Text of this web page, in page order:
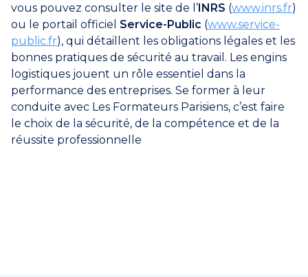
vous pouvez consulter le site de l’INRS (www.inrs.fr)
ou le portail officiel Service-Public (www.service-
public.fr), qui détaillent les obligations légales et les
bonnes pratiques de sécurité au travail. Les engins
logistiques jouent un rôle essentiel dans la
performance des entreprises. Se former à leur
conduite avec Les Formateurs Parisiens, c’est faire
le choix de la sécurité, de la compétence et de la
réussite professionnelle